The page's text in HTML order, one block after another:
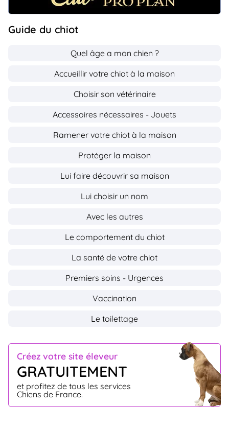
Créez votre site éleveur
GRATUITEMENT
et profitez de tous les services
Chiens de France.
Guide du chiot
Quel âge a mon chien ?
Accueillir votre chiot à la maison
Choisir son vétérinaire
Accessoires nécessaires - Jouets
Ramener votre chiot à la maison
Protéger la maison
Lui faire découvrir sa maison
Lui choisir un nom
Avec les autres
Le comportement du chiot
La santé de votre chiot
Premiers soins - Urgences
Vaccination
Le toilettage